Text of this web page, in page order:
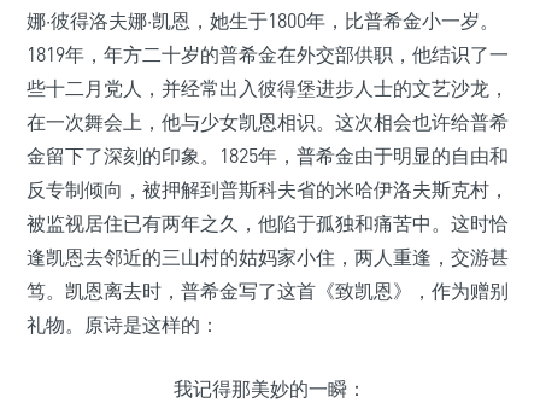
娜·彼得洛夫娜·凯恩，她生于1800年，比普希金小一岁。
1819年，年方二十岁的普希金在外交部供职，他结识了一
些十二月党人，并经常出入彼得堡进步人士的文艺沙龙，
在一次舞会上，他与少女凯恩相识。这次相会也许给普希
金留下了深刻的印象。1825年，普希金由于明显的自由和
反专制倾向，被押解到普斯科夫省的米哈伊洛夫斯克村，
被监视居住已有两年之久，他陷于孤独和痛苦中。这时恰
逢凯恩去邻近的三山村的姑妈家小住，两人重逢，交游甚
笃。凯恩离去时，普希金写了这首《致凯恩》，作为赠别
礼物。原诗是这样的：
我记得那美妙的一瞬：